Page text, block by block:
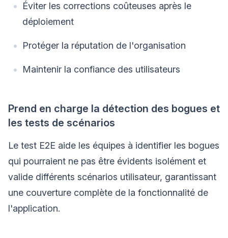
Éviter les corrections coûteuses après le
déploiement
Protéger la réputation de l'organisation
Maintenir la confiance des utilisateurs
Prend en charge la détection des bogues et
les tests de scénarios
Le test E2E aide les équipes à identifier les bogues
qui pourraient ne pas être évidents isolément et
valide différents scénarios utilisateur, garantissant
une couverture complète de la fonctionnalité de
l'application.